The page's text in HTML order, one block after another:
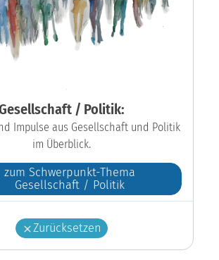
/ Politik:
Impulse aus Gesellschaft und Politik
im Überblick.
zum Schwerpunkt-Thema
Gesellschaft / Politik
Zurücksetzen